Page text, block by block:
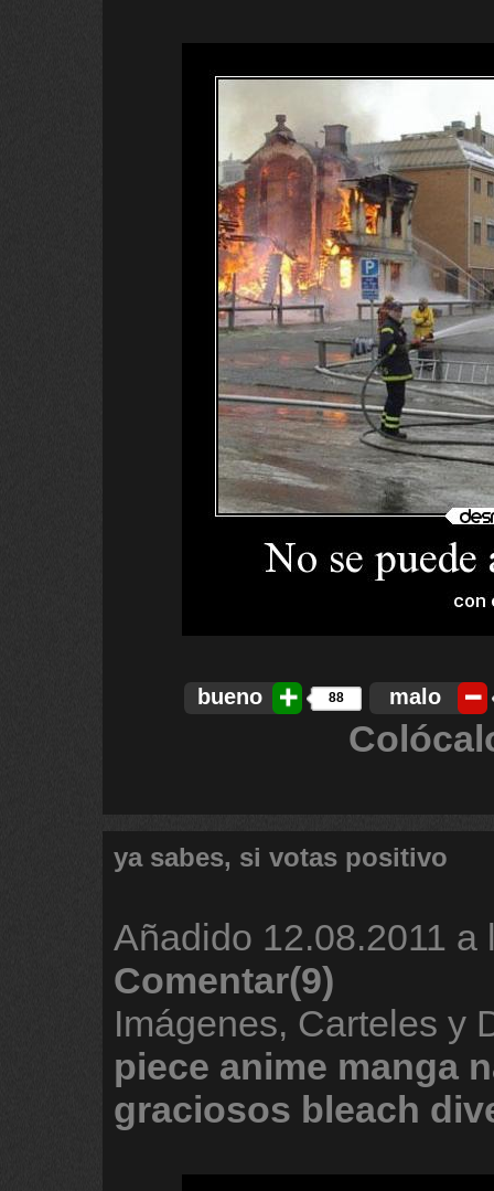
bueno 88 malo
ya sabes, si votas positivo
Añadido 12.08.2011 a
Comentar(9)
Imágenes, Carteles y
piece anime manga
graciosos bleach